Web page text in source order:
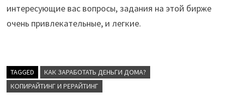
интересующие вас вопросы, задания на этой бирже
очень привлекательные, и легкие.
TAGGED
КАК ЗАРАБОТАТЬ ДЕНЬГИ ДОМА?
КОПИРАЙТИНГ И РЕРАЙТИНГ